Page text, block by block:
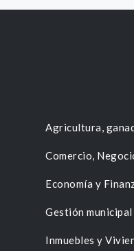
Agricultura,
Comercio,
Economía y
Gestión municipal
Inmuebles y